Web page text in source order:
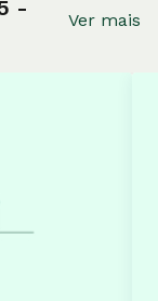
-
Ver mais